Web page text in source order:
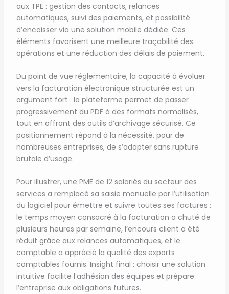
aux TPE : gestion des contacts, relances
automatiques, suivi des paiements, et possibilité
d’encaisser via une solution mobile dédiée. Ces
éléments favorisent une meilleure traçabilité des
opérations et une réduction des délais de paiement.
Du point de vue réglementaire, la capacité à évoluer
vers la facturation électronique structurée est un
argument fort : la plateforme permet de passer
progressivement du PDF à des formats normalisés,
tout en offrant des outils d’archivage sécurisé. Ce
positionnement répond à la nécessité, pour de
nombreuses entreprises, de s’adapter sans rupture
brutale d’usage.
Pour illustrer, une PME de 12 salariés du secteur des
services a remplacé sa saisie manuelle par l’utilisation
du logiciel pour émettre et suivre toutes ses factures :
le temps moyen consacré à la facturation a chuté de
plusieurs heures par semaine, l’encours client a été
réduit grâce aux relances automatiques, et le
comptable a apprécié la qualité des exports
comptables fournis. Insight final : choisir une solution
intuitive facilite l’adhésion des équipes et prépare
l’entreprise aux obligations futures.